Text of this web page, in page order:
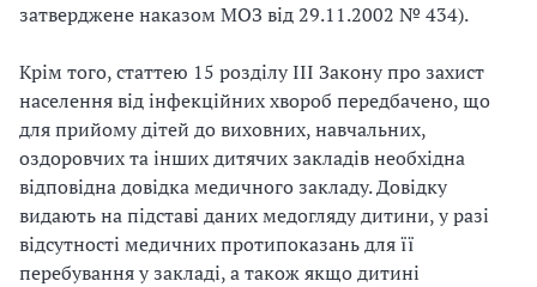
затверджене наказом МОЗ від 29.11.2002 № 434).
Крім того, статтею 15 розділу III Закону про захист
населення від інфекційних хвороб передбачено, що
для прийому дітей до виховних, навчальних,
оздоровчих та інших дитячих закладів необхідна
відповідна довідка медичного закладу. Довідку
видають на підставі даних медогляду дитини, у разі
відсутності медичних протипоказань для її
перебування у закладі, а також якщо дитині